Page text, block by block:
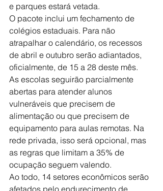
e parques estará vetada.
O pacote inclui um fechamento de
colégios estaduais. Para não
atrapalhar o calendário, os recessos
de abril e outubro serão adiantados,
oficialmente, de 15 a 28 deste mês.
As escolas seguirão parcialmente
abertas para atender alunos
vulneráveis que precisem de
alimentação ou que precisem de
equipamento para aulas remotas. Na
rede privada, isso será opcional, mas
as regras que limitam a 35% de
ocupação seguem valendo.
Ao todo, 14 setores econômicos serão
afetados pelo endurecimento de